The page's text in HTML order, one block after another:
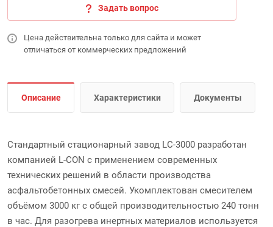
Задать вопрос
Цена действительна только для сайта и может
отличаться от коммерческих предложений
Описание Характеристики Документы
Стандартный стационарный завод LC-3000 разработан
компанией L-CON с применением современных
технических решений в области производства
асфальтобетонных смесей. Укомплектован смесителем
объёмом 3000 кг с общей производительностью 240 тонн
в час. Для разогрева инертных материалов используется